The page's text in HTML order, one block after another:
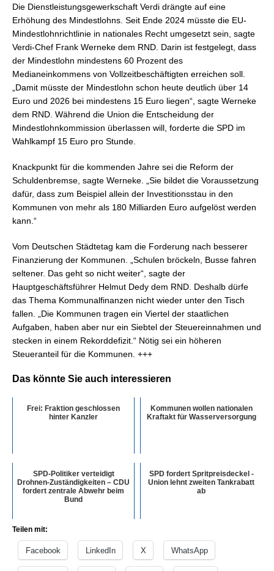
Die Dienstleistungsgewerkschaft Verdi drängte auf eine
Erhöhung des Mindestlohns. Seit Ende 2024 müsste die EU-
Mindestlohnrichtlinie in nationales Recht umgesetzt sein, sagte
Verdi-Chef Frank Werneke dem RND. Darin ist festgelegt, dass
der Mindestlohn mindestens 60 Prozent des
Medianeinkommens von Vollzeitbeschäftigten erreichen soll.
„Damit müsste der Mindestlohn schon heute deutlich über 14
Euro und 2026 bei mindestens 15 Euro liegen“, sagte Werneke
dem RND. Während die Union die Entscheidung der
Mindestlohnkommission überlassen will, forderte die SPD im
Wahlkampf 15 Euro pro Stunde.
Knackpunkt für die kommenden Jahre sei die Reform der
Schuldenbremse, sagte Werneke. „Sie bildet die Voraussetzung
dafür, dass zum Beispiel allein der Investitionsstau in den
Kommunen von mehr als 180 Milliarden Euro aufgelöst werden
kann.“
Vom Deutschen Städtetag kam die Forderung nach besserer
Finanzierung der Kommunen. „Schulen bröckeln, Busse fahren
seltener. Das geht so nicht weiter“, sagte der
Hauptgeschäftsführer Helmut Dedy dem RND. Deshalb dürfe
das Thema Kommunalfinanzen nicht wieder unter den Tisch
fallen. „Die Kommunen tragen ein Viertel der staatlichen
Aufgaben, haben aber nur ein Siebtel der Steuereinnahmen und
stecken in einem Rekorddefizit.“ Nötig sei ein höheren
Steueranteil für die Kommunen. +++
Das könnte Sie auch interessieren
Frei: Fraktion geschlossen
hinter Kanzler
Kommunen wollen nationalen
Kraftakt für Wasserversorgung
SPD-Politiker verteidigt
Drohnen-Zuständigkeiten – CDU
fordert zentrale Abwehr beim
Bund
SPD fordert Spritpreisdeckel -
Union lehnt zweiten Tankrabatt
ab
Teilen mit:
Facebook LinkedIn X WhatsApp